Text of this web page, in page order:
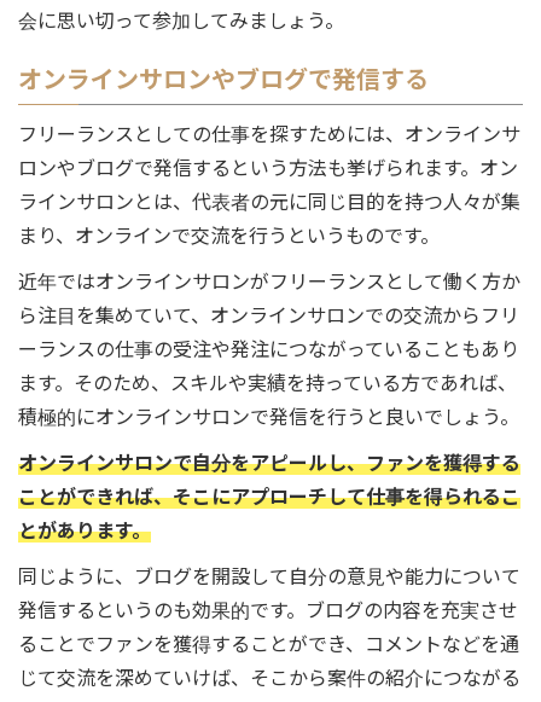
会に思い切って参加してみましょう。
オンラインサロンやブログで発信する
フリーランスとしての仕事を探すためには、オンラインサ
ロンやブログで発信するという方法も挙げられます。オン
ラインサロンとは、代表者の元に同じ目的を持つ人々が集
まり、オンラインで交流を行うというものです。
近年ではオンラインサロンがフリーランスとして働く方か
ら注目を集めていて、オンラインサロンでの交流からフリ
ーランスの仕事の受注や発注につながっていることもあり
ます。そのため、スキルや実績を持っている方であれば、
積極的にオンラインサロンで発信を行うと良いでしょう。
オンラインサロンで自分をアピールし、ファンを獲得する
ことができれば、そこにアプローチして仕事を得られるこ
とがあります。
同じように、ブログを開設して自分の意見や能力について
発信するというのも効果的です。ブログの内容を充実させ
ることでファンを獲得することができ、コメントなどを通
じて交流を深めていけば、そこから案件の紹介につながる